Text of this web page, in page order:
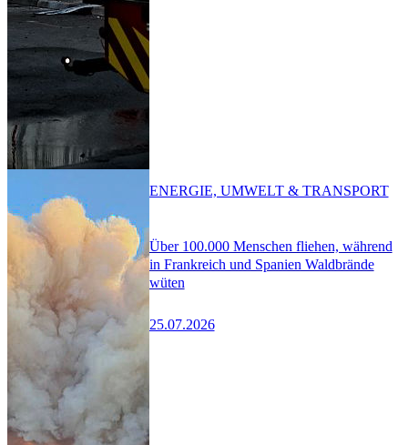
Über 100.000 Menschen fliehen, während
in Frankreich und Spanien Waldbrände
wüten
25.07.2026
ENERGIE, UMWELT & TRANSPORT